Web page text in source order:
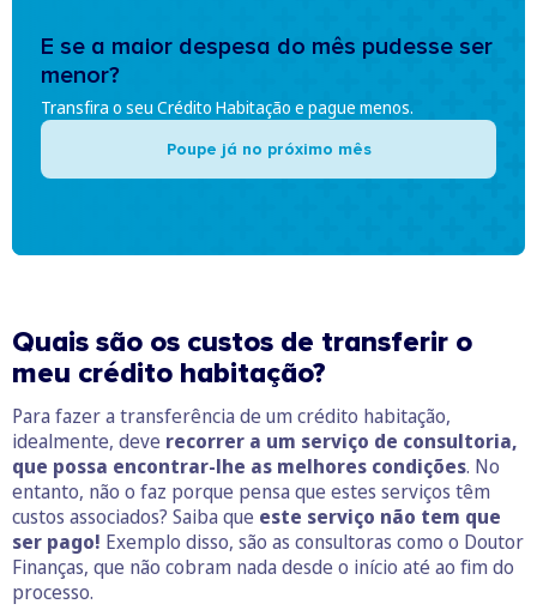
E se a maior despesa do mês pudesse ser
menor?
Transfira o seu Crédito Habitação e pague menos.
Poupe já no próximo mês
Quais são os custos de transferir o
meu crédito habitação?
Para fazer a transferência de um crédito habitação,
idealmente, deve recorrer a um serviço de consultoria,
que possa encontrar-lhe as melhores condições. No
entanto, não o faz porque pensa que estes serviços têm
custos associados? Saiba que este serviço não tem que
ser pago! Exemplo disso, são as consultoras como o Doutor
Finanças, que não cobram nada desde o início até ao fim do
processo.